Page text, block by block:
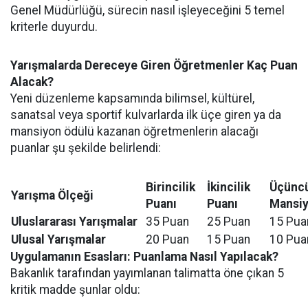
Genel Müdürlüğü, sürecin nasıl işleyeceğini 5 temel
kriterle duyurdu.
Yarışmalarda Dereceye Giren Öğretmenler Kaç Puan
Alacak?
Yeni düzenleme kapsamında bilimsel, kültürel,
sanatsal veya sportif kulvarlarda ilk üçe giren ya da
mansiyon ödülü kazanan öğretmenlerin alacağı
puanlar şu şekilde belirlendi:
Yarışma Ölçeği
Birincilik
Puanı
İkincilik
Puanı
Uluslararası Yarışmalar
35 Puan 25 Puan
15
Ulusal Yarışmalar
20 Puan 15 Puan
10
Uygulamanın Esasları: Puanlama Nasıl Yapılacak?
Bakanlık tarafından yayımlanan talimatta öne çıkan 5
kritik madde şunlar oldu: